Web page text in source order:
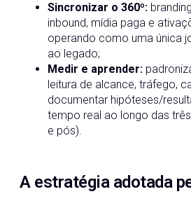
Sincronizar o 360º:
inbound, mídia paga e
operando como uma única
ao legado;
Medir e aprender:
leitura de alcance, tráfego,
documentar hipóteses/
tempo real ao longo das
e pós).
A estratégia adotada